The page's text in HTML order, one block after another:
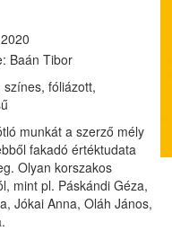
2020
Baán Tibor
fóliázott,
munkát a szerző mély
fakadó értéktudata
Olyan korszakos
mint pl. Páskándi Géza,
Jókai Anna, Oláh János,